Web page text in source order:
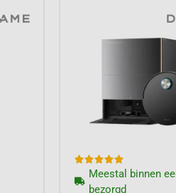

Meestal binnen
bezorgd